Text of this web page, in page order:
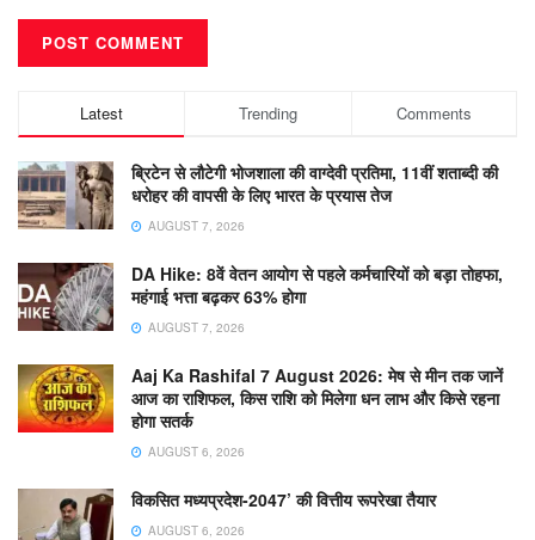
Latest Trending Comments
ब्रिटेन से लौटेगी भोजशाला की वाग्देवी प्रतिमा, 11वीं शताब्दी की
धरोहर की वापसी के लिए भारत के प्रयास तेज
AUGUST 7, 2026
DA Hike: 8वें वेतन आयोग से पहले कर्मचारियों को बड़ा तोहफा,
महंगाई भत्ता बढ़कर 63% होगा
AUGUST 7, 2026
Aaj Ka Rashifal 7 August 2026: मेष से मीन तक जानें
आज का राशिफल, किस राशि को मिलेगा धन लाभ और किसे रहना
होगा सतर्क
AUGUST 6, 2026
विकसित मध्यप्रदेश-2047’ की वित्तीय रूपरेखा तैयार
AUGUST 6, 2026